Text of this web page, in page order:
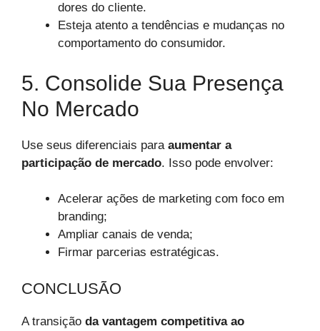
dores do cliente.
Esteja atento a tendências e mudanças no
comportamento do consumidor.
5. Consolide Sua Presença
No Mercado
Use seus diferenciais para aumentar a
participação de mercado. Isso pode envolver:
Acelerar ações de marketing com foco em
branding;
Ampliar canais de venda;
Firmar parcerias estratégicas.
CONCLUSÃO
A transição da vantagem competitiva ao